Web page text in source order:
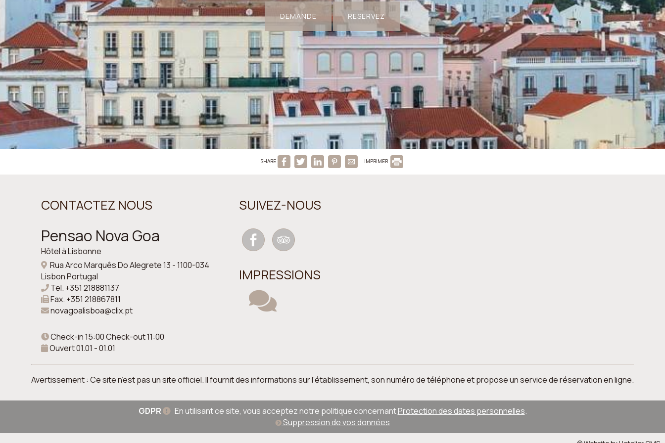
DEMANDE RESERVEZ
SHARE IMPRIMER
CONTACTEZ NOUS
Pensao Nova Goa
Hôtel à Lisbonne
Rua Arco Marquês Do Alegrete 13 - 1100-034
Lisbon Portugal
Tel. +351 218881137
Fax. +351 218867811
novagoalisboa@clix.pt
Check-in 15:00 Check-out 11:00
Ouvert 01.01 - 01.01
SUIVEZ-NOUS
IMPRESSIONS
Avertissement : Ce site n’est pas un site officiel. Il fournit des informations sur l’établissement, son numéro de téléphone et propose un service de réservation en ligne.
GDPR En utilisant ce site, vous acceptez notre politique concernantProtection des dates personnelles.
Suppression de vos données